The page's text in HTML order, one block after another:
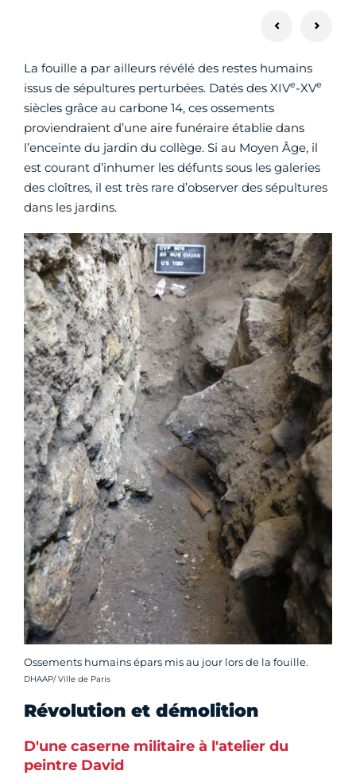
La fouille a par ailleurs révélé des restes humains
issus de sépultures perturbées. Datés des XIVe-XVe
siècles grâce au carbone 14, ces ossements
proviendraient d’une aire funéraire établie dans
l’enceinte du jardin du collège. Si au Moyen Âge, il
est courant d’inhumer les défunts sous les galeries
des cloîtres, il est très rare d’observer des sépultures
dans les jardins.
Ossements humains épars mis au jour lors de la fouille.
Crédit photo :
DHAAP/ Ville de Paris
Révolution et démolition
D'une caserne militaire à l'atelier du
peintre David